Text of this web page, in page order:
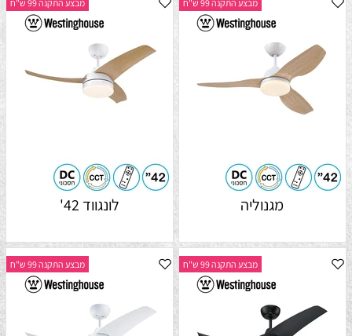
מבצע התקנה 99 ש"ח
מגנוליה
מבצע התקנה 99 ש"ח
לונגווד 42'
מבצע התקנה 99 ש"ח מבצע התקנה 99 ש"ח